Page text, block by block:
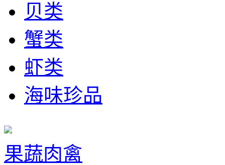
贝类
蟹类
虾类
海味珍品
果蔬肉禽